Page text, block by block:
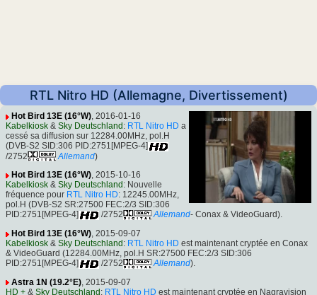
RTL Nitro HD (Allemagne, Divertissement)
Hot Bird 13E (16°W), 2016-01-16
Kabelkiosk & Sky Deutschland : RTL Nitro HD a
cessé sa diffusion sur 12284.00MHz, pol.H
(DVB-S2 SID:306 PID:2751[MPEG-4]
/2752
Allemand)
Hot Bird 13E (16°W), 2015-10-16
Kabelkiosk & Sky Deutschland : Nouvelle
fréquence pour RTL Nitro HD: 12245.00MHz,
pol.H (DVB-S2 SR:27500 FEC:2/3 SID:306
PID:2751[MPEG-4]
/2752 Allemand- Conax & VideoGuard).
Hot Bird 13E (16°W), 2015-09-07
Kabelkiosk & Sky Deutschland : RTL Nitro HD est maintenant cryptée en Conax
& VideoGuard (12284.00MHz, pol.H SR:27500 FEC:2/3 SID:306
PID:2751[MPEG-4]
/2752 Allemand).
Astra 1N (19.2°E), 2015-09-07
HD + & Sky Deutschland : RTL Nitro HD est maintenant cryptée en Nagravision